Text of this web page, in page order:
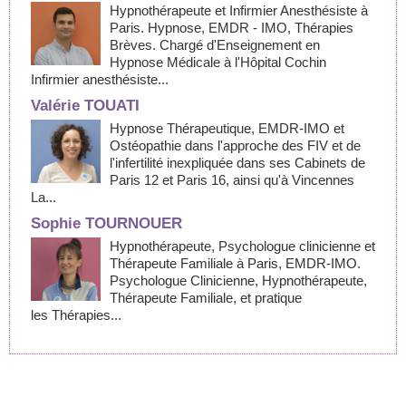
Hypnothérapeute et Infirmier Anesthésiste à
Paris. Hypnose, EMDR - IMO, Thérapies
Brèves. Chargé d'Enseignement en
Hypnose Médicale à l'Hôpital Cochin
Infirmier anesthésiste...
Valérie TOUATI
Hypnose Thérapeutique, EMDR-IMO et
Ostéopathie dans l'approche des FIV et de
l'infertilité inexpliquée dans ses Cabinets de
Paris 12 et Paris 16, ainsi qu'à Vincennes
La...
Sophie TOURNOUER
Hypnothérapeute, Psychologue clinicienne et
Thérapeute Familiale à Paris, EMDR-IMO.
Psychologue Clinicienne, Hypnothérapeute,
Thérapeute Familiale, et pratique
les Thérapies...